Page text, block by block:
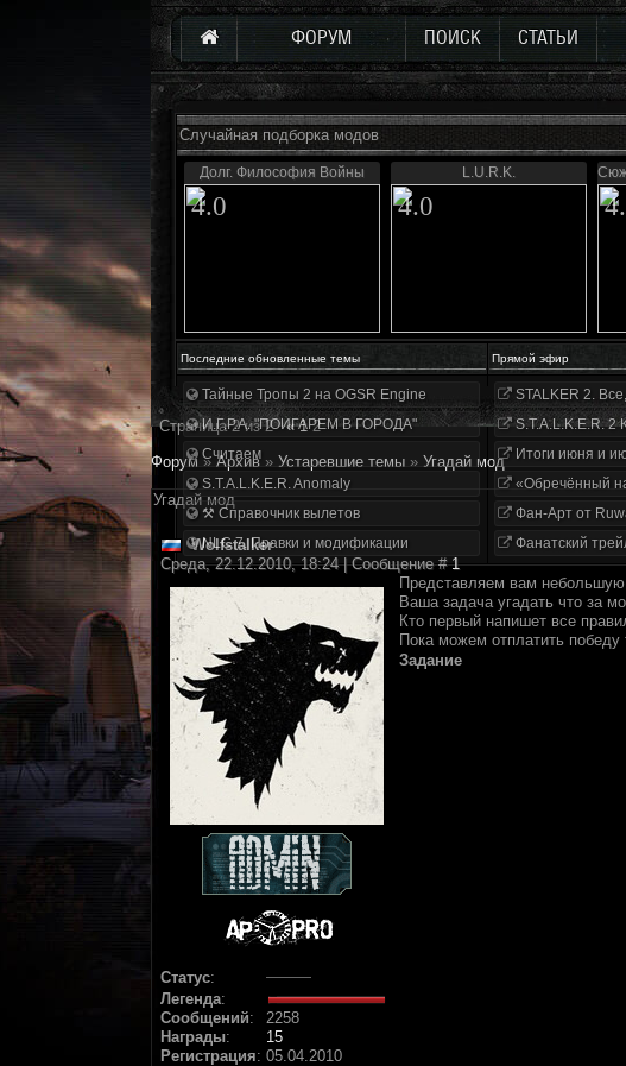
ФОРУМ ПОИСК СТАТЬИ
Случайная подборка модов
Долг. Философия Войны
4.0
L.U.R.K.
4.0
Последние обновленные темы Прямой эфир
Тайные Тропы 2 на OGSR Engine
И.Г.Р.А. "ПОИГАРЕМ В ГОРОДА"
Считаем
S.T.A.L.K.E.R. Anomaly
⚒ Справочник вылетов
NLC 7. Правки и модификации
STALKER 2.
S.T.A.L.K.E.R.
Итоги июня и
«Обречённый
Фан-Арт от
Фанатский
Страница2из2 « 1 2
Форум » Архив » Устаревшие темы » Угадай мод
Угадай мод
Wolfstalker
Среда, 22.12.2010, 18:24 | Сообщение #1
Статус:
Легенда:
Сообщений:
2258
Награды:
15
Регистрация: 05.04.2010
Представляем вам
Ваша задача угадать что за
Кто первый напишет все
Пока можем отплатить победу
Задание